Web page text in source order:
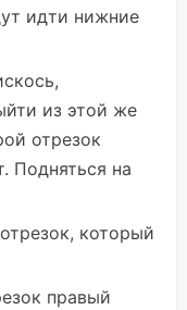
идти нижние
из этой же
отрезок
Подняться на
который
правый